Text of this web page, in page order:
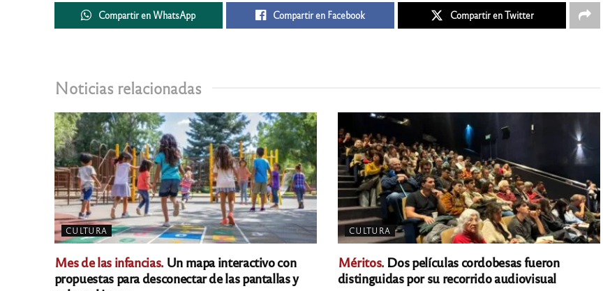
Compartir en WhatsApp Compartir en Facebook Compartir en Twitter
Noticias relacionadas
CULTURA
Mes de las infancias.Un mapa interactivo con
propuestas para desconectar de las pantallas y
CULTURA
Méritos.Dos películas cordobesas fueron
distinguidas por su recorrido audiovisual